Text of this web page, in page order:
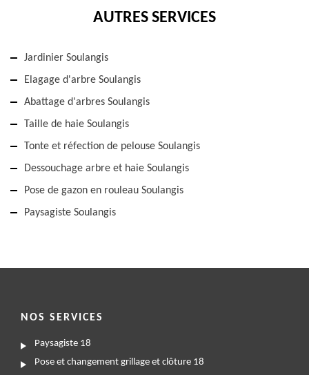
AUTRES SERVICES
Jardinier Soulangis
Elagage d'arbre Soulangis
Abattage d'arbres Soulangis
Taille de haie Soulangis
Tonte et réfection de pelouse Soulangis
Dessouchage arbre et haie Soulangis
Pose de gazon en rouleau Soulangis
Paysagiste Soulangis
NOS SERVICES
Paysagiste 18
Pose et changement grillage et clôture 18